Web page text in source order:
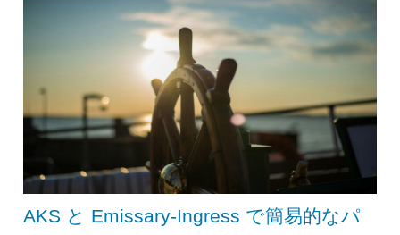
AKS と Emissary-Ingress で簡易的なパ